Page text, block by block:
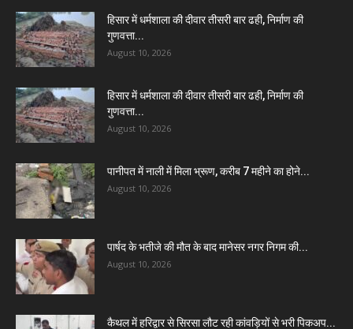
हिसार में धर्मशाला की दीवार तीसरी बार ढही, निर्माण की
गुणवत्ता...
August 10, 2026
हिसार में धर्मशाला की दीवार तीसरी बार ढही, निर्माण की
गुणवत्ता...
August 10, 2026
पानीपत में नाली में मिला भ्रूण, करीब 7 महीने का होने...
August 10, 2026
पार्षद के भतीजे की मौत के बाद मानेसर नगर निगम की...
August 10, 2026
कैथल में हरिद्वार से सिरसा लौट रही कांवड़ियों से भरी पिकअप...